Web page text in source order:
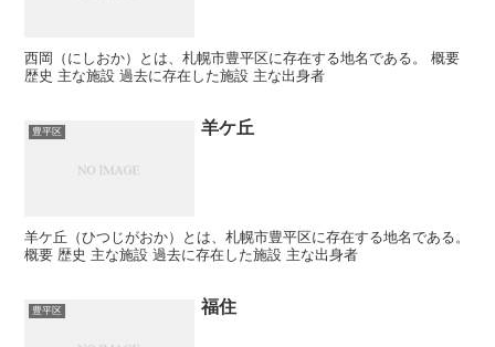
西岡（にしおか）とは、札幌市豊平区に存在する地名である。 概要
歴史 主な施設 過去に存在した施設 主な出身者
豊平区 羊ケ丘
羊ケ丘（ひつじがおか）とは、札幌市豊平区に存在する地名である。
概要 歴史 主な施設 過去に存在した施設 主な出身者
豊平区 福住